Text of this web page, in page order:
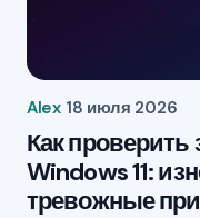
Alex 18 июля 2026
Как проверить
Windows 11:
тревожные